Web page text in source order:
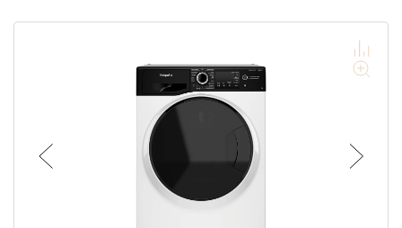
Малая бытовая техника
О Hotpoint